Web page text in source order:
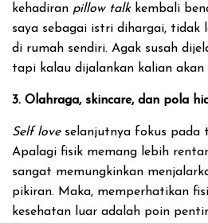
kehadiran pillow talkkembali
saya sebagai istri dihargai, tidak
di rumah sendiri. Agak susah
tapi kalau dijalankan kalian akan
3. Olahraga, skincare, dan pola
Self loveselanjutnya fokus pada
Apalagi fisik memang lebih
sangat memungkinkan
pikiran. Maka, memperhatikan
kesehatan luar adalah poin